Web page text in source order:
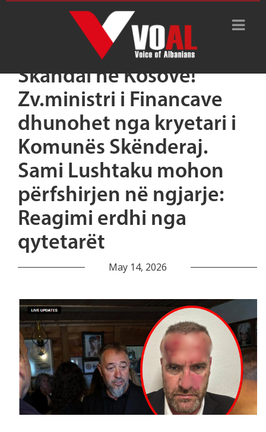
Skandal në Kosovë!
Zv.ministri i Financave
dhunohet nga kryetari i
Komunës Skënderaj.
Sami Lushtaku mohon
përfshirjen në ngjarje:
Reagimi erdhi nga
qytetarët
May 14, 2026